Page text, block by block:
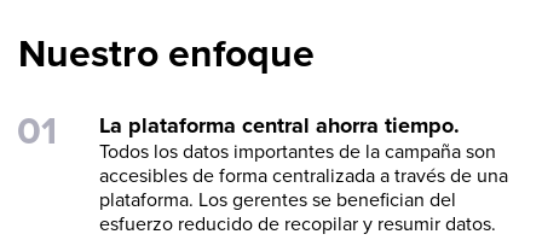
Nuestro enfoque
La plataforma central ahorra tiempo.
Todos los datos importantes de la campaña son
accesibles de forma centralizada a través de una
plataforma. Los gerentes se benefician del
esfuerzo reducido de recopilar y resumir datos.